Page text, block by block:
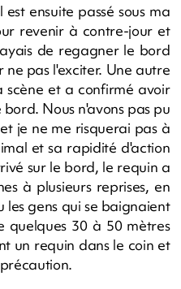
ensuite passé sous ma
revenir à contre-jour et
de regagner le bord
pas l'exciter. Une autre
scène et a confirmé avoir
Nous n'avons pas pu
je ne me risquerai pas à
et sa rapidité d'action
sur le bord, le requin a
à plusieurs reprises, en
les gens qui se baignaient
quelques 30 à 50 mètres
un requin dans le coin et